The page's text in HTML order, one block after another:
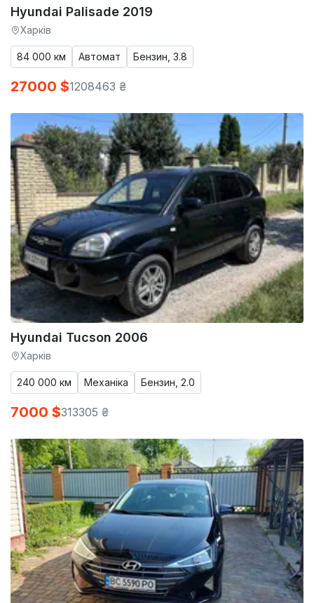
Hyundai Palisade 2019
Харків
84 000 км Автомат Бензин, 3.8
27000 $1208463 ₴
Hyundai Tucson 2006
Харків
240 000 км Механіка Бензин, 2.0
7000 $313305 ₴